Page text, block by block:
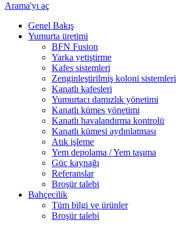
Arama'yı aç
Genel Bakış
Yumurta üretimi
BFN Fusion
Yarka yetiştirme
Kafes sistemleri
Zenginleştirilmiş koloni sistemleri
Kanatlı kafesleri
Yumurtacı damızlık yönetimi
Kanatlı kümes yönetimi
Kanatlı havalandırma kontrolü
Kanatlı kümesi aydınlatması
Atık işleme
Yem depolama / Yem taşıma
Güç kaynağı
Referanslar
Broşür talebi
Bahçecilik
Tüm bilgi ve ürünler
Broşür talebi